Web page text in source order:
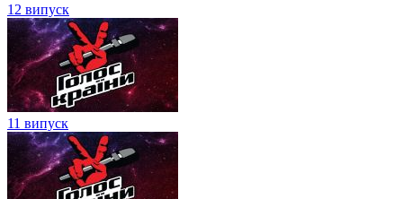
12 випуск
11 випуск